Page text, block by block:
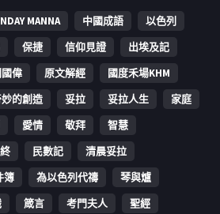
MANNA 中國成語
以色列
保捷 信仰見證
出埃及記
偉 原文解經
國度禾場KHM
的創造 妥拉 妥拉人生
家庭
愛情 敬拜
智慧
民數記
清晨妥拉
簿 為以色列代禱
琴與爐
箴言 考門夫人 聖經